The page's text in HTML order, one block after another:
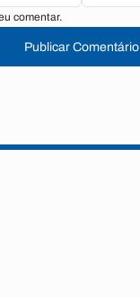
comentar.
Publicar Comentário